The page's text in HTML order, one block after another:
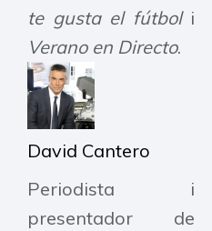
te gusta el fútboli
Verano en Directo.
David Cantero
Periodista i
presentador de